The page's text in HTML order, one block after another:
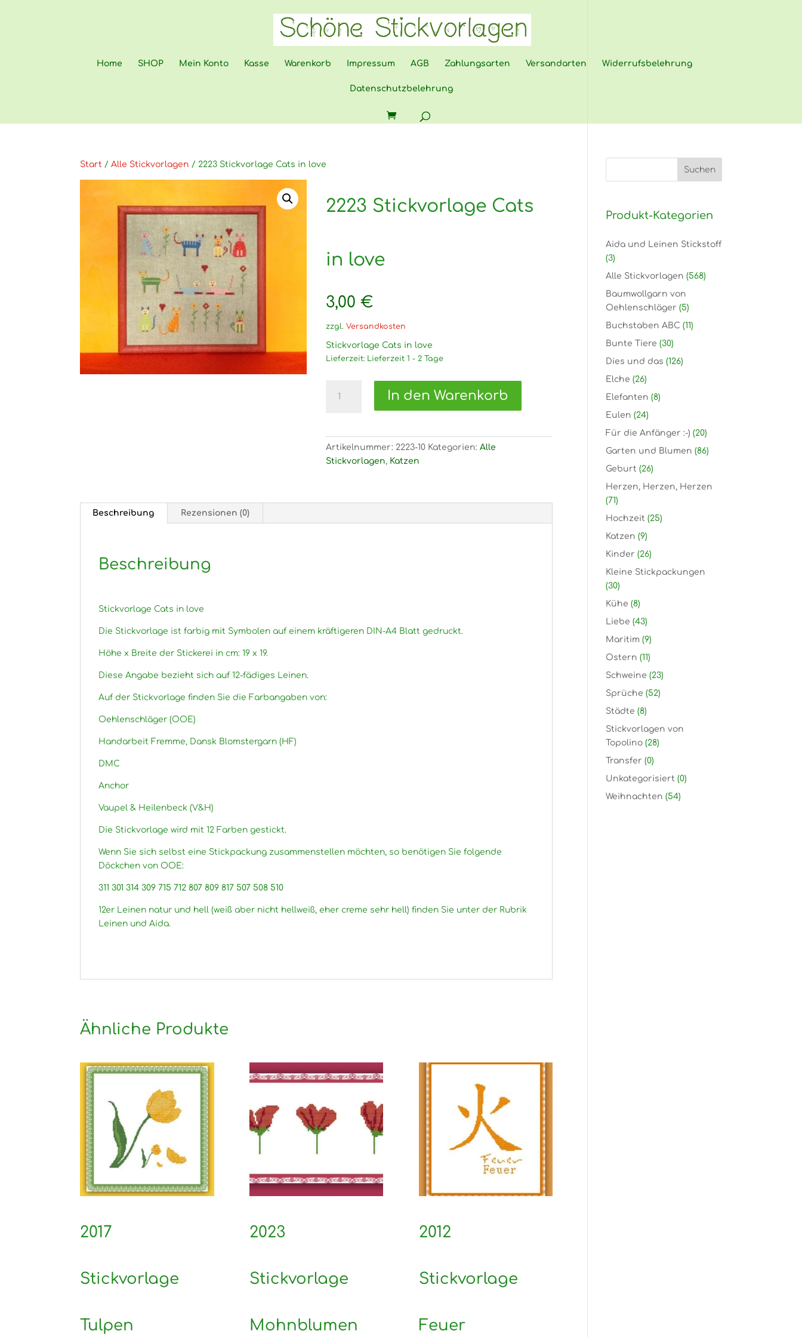
Home SHOP Mein Konto Kasse Warenkorb Impressum AGB Zahlungsarten Versandarten Widerrufsbelehrung
Datenschutzbelehrung
Start /Alle Stickvorlagen / 2223 Stickvorlage Cats in love
2223 Stickvorlage Cats
in love
3,00€
zzgl.Versandkosten
Stickvorlage Cats in love
Lieferzeit: Lieferzeit 1 - 2 Tage
Stickvorlage
love
Menge
In den Warenkorb
Artikelnummer: 2223-10 Kategorien:Alle
Stickvorlagen, Katzen
Beschreibung Rezensionen (0)
Beschreibung
Stickvorlage Cats in love
Die Stickvorlage ist farbig mit Symbolen auf einem kräftigeren DIN-A4 Blatt gedruckt.
Höhe x Breite der Stickerei in cm: 19 x 19.
Diese Angabe bezieht sich auf 12-fädiges Leinen.
Auf der Stickvorlage finden Sie die Farbangaben von:
Oehlenschläger (OOE)
Handarbeit Fremme, Dansk Blomstergarn (HF)
DMC
Anchor
Vaupel & Heilenbeck (V&H)
Die Stickvorlage wird mit 12 Farben gestickt.
Wenn Sie sich selbst eine Stickpackung zusammenstellen möchten, so benötigen Sie folgende
Döckchen von OOE:
311 301 314 309 715 712 807 809 817 507 508 510
12er Leinen natur und hell (weiß aber nicht hellweiß, eher creme sehr hell) finden Sie unter der Rubrik
Leinen und Aida.
Ähnliche Produkte
2017
Stickvorlage
Tulpen
2023
Stickvorlage
Mohnblumen
2012
Stickvorlage
Feuer
Produkt-Kategorien
Aida und Leinen Stickstoff
(3)
Alle Stickvorlagen (568)
Baumwollgarn von
Oehlenschläger (5)
Buchstaben ABC (11)
Bunte Tiere (30)
Dies und das (126)
Elche (26)
Elefanten (8)
Eulen (24)
Für die Anfänger :-) (20)
Garten und Blumen (86)
Geburt (26)
Herzen, Herzen, Herzen
(71)
Hochzeit (25)
Katzen (9)
Kinder (26)
Kleine Stickpackungen
(30)
Kühe (8)
Liebe (43)
Maritim (9)
Ostern (11)
Schweine (23)
Sprüche (52)
Städte (8)
Stickvorlagen von
Topolino (28)
Transfer (0)
Unkategorisiert (0)
Weihnachten (54)